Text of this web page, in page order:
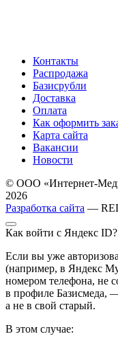
Контакты
Распродажа
Базисрубли
Доставка
Оплата
Как оформить
Карта сайта
Вакансии
Новости
© ООО «Интернет-
2026
Разработка сайта —
Как войти с Яндекс ID?
Если вы уже
(например, в Яндекс
номером телефона, не
в профиле Базисмеда,
а не в свой старый.
В этом случае: